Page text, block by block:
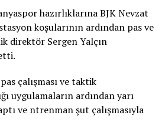
Buradan da madalya ile
derece elde edip, Avrupa ikincisi
sporcumuzdan daha güzel
milli takımı olarak da Avrupa
geçirdiğimiz şampiyona oldu.
sayısını sayamadım. Avrupa
inşallah Dünya Şampiyonası’nda
Önümüzde 5 haftaya yakın bir
hazırlıklarına BJK Nevzat
koşularının ardından pas ve
direktör Sergen Yalçın
çalışması ve taktik
uygulamaların ardından yarı
ve ntrenman şut çalışmasıyla